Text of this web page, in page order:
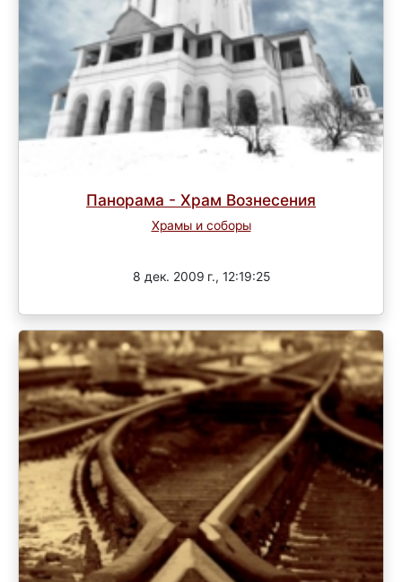
Панорама - Храм Вознесения
Храмы и соборы
8 дек. 2009 г., 12:19:25